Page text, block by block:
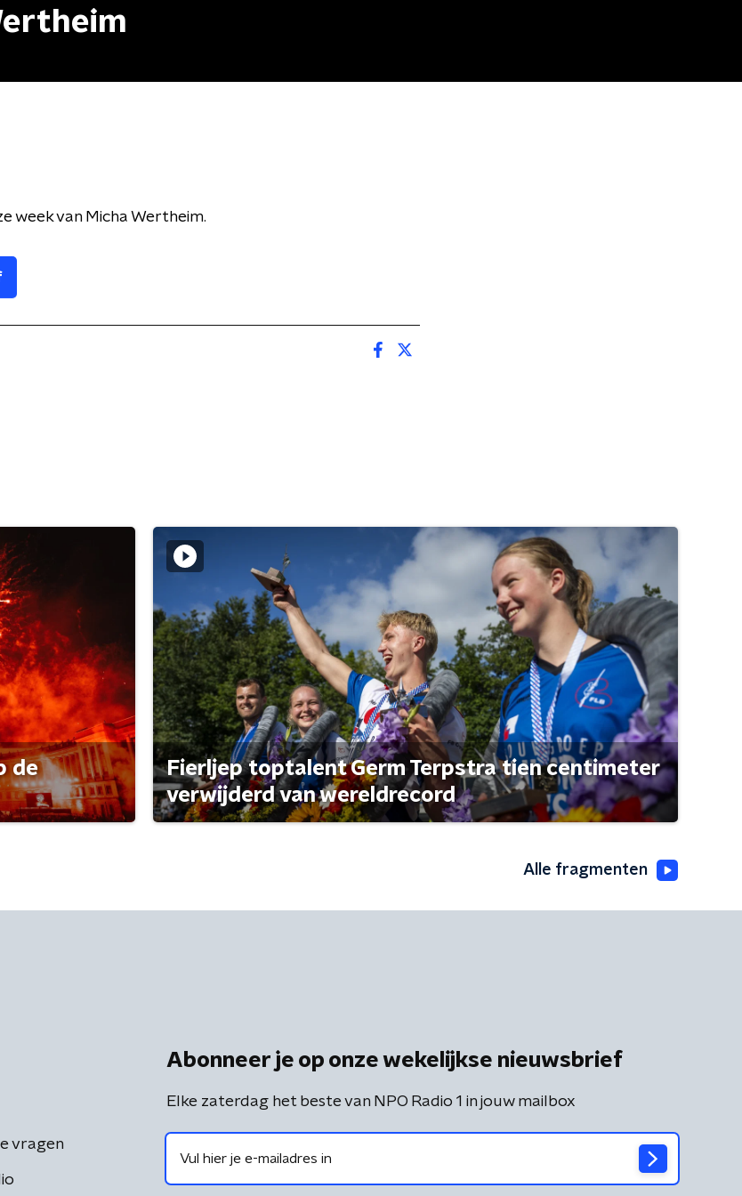
week van Micha Wertheim.
de
Fierljep toptalent Germ Terpstra tien centimeter
verwijderd van wereldrecord
Alle fragmenten
vragen
Abonneer je op onze wekelijkse nieuwsbrief
Elke zaterdag het beste van NPO Radio 1 in jouw mailbox